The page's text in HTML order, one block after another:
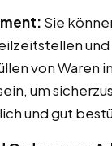
Sie
und
von Waren
um
und gut